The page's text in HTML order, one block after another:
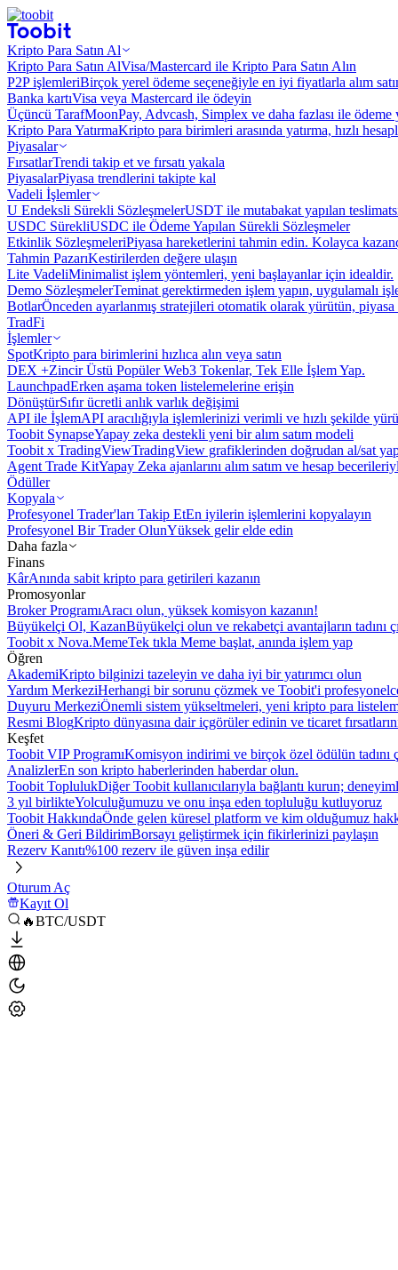
Kripto Para Satın Al
Kripto Para Satın AlVisa/Mastercard ile Kripto Para Satın Alın
P2P işlemleriBirçok yerel ödeme seçeneğiyle en iyi fiyatlarla alım
Banka kartıVisa veya Mastercard ile ödeyin
Üçüncü TarafMoonPay, Advcash, Simplex ve daha fazlası ile ödeme
Kripto Para YatırmaKripto para birimleri arasında yatırma, hızlı
Piyasalar
FırsatlarTrendi takip et ve fırsatı yakala
PiyasalarPiyasa trendlerini takipte kal
Vadeli İşlemler
U Endeksli Sürekli SözleşmelerUSDT ile mutabakat yapılan
USDC SürekliUSDC ile Ödeme Yapılan Sürekli Sözleşmeler
Etkinlik SözleşmeleriPiyasa hareketlerini tahmin edin. Kolayca
Tahmin PazarıKestirilerden değere ulaşın
Lite VadeliMinimalist işlem yöntemleri, yeni başlayanlar için idealdir.
Demo SözleşmelerTeminat gerektirmeden işlem yapın, uygulamalı
BotlarÖnceden ayarlanmış stratejileri otomatik olarak yürütün, piyasa
TradFi
İşlemler
SpotKripto para birimlerini hızlıca alın veya satın
DEX +Zincir Üstü Popüler Web3 Tokenlar, Tek Elle İşlem Yap.
LaunchpadErken aşama token listelemelerine erişin
DönüştürSıfır ücretli anlık varlık değişimi
API ile İşlemAPI aracılığıyla işlemlerinizi verimli ve hızlı şekilde
Toobit SynapseYapay zeka destekli yeni bir alım satım modeli
Toobit x TradingViewTradingView grafiklerinden doğrudan al/sat
Agent Trade KitYapay Zeka ajanlarını alım satım ve hesap
Ödüller
Kopyala
Profesyonel Trader'ları Takip EtEn iyilerin işlemlerini kopyalayın
Profesyonel Bir Trader OlunYüksek gelir elde edin
Daha fazla
Finans
KârAnında sabit kripto para getirileri kazanın
Promosyonlar
Broker ProgramıAracı olun, yüksek komisyon kazanın!
Büyükelçi Ol, KazanBüyükelçi olun ve rekabetçi avantajların tadını
Toobit x Nova.MemeTek tıkla Meme başlat, anında işlem yap
Öğren
AkademiKripto bilginizi tazeleyin ve daha iyi bir yatırımcı olun
Yardım MerkeziHerhangi bir sorunu çözmek ve Toobit'i
Duyuru MerkeziÖnemli sistem yükseltmeleri, yeni kripto para
Resmi BlogKripto dünyasına dair içgörüler edinin ve ticaret
Keşfet
Toobit VIP ProgramıKomisyon indirimi ve birçok özel ödülün tadını
AnalizlerEn son kripto haberlerinden haberdar olun.
Toobit ToplulukDiğer Toobit kullanıcılarıyla bağlantı kurun;
3 yıl birlikteYolculuğumuzu ve onu inşa eden topluluğu kutluyoruz
Toobit HakkındaÖnde gelen küresel platform ve kim olduğumuz
Öneri & Geri BildirimBorsayı geliştirmek için fikirlerinizi paylaşın
Rezerv Kanıtı%100 rezerv ile güven inşa edilir
Oturum Aç
Kayıt Ol
🔥BTC/USDT